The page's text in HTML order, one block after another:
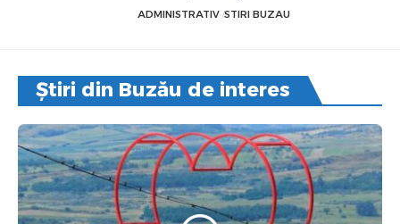
ADMINISTRATIV STIRI BUZAU
Știri din Buzău de interes